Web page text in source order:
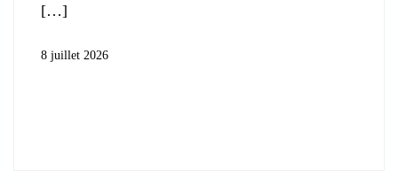
8 juillet 2026